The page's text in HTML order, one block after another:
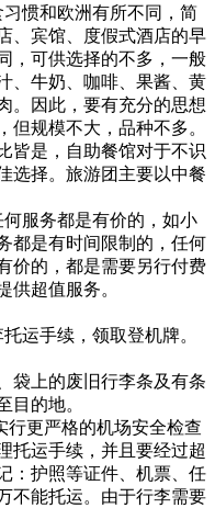
习惯和欧洲有所不同，简
、宾馆、度假式酒店的早
，可供选择的不多，一般
、牛奶、咖啡、果酱、黄
。因此，要有充分的思想
但规模不大，品种不多。
皆是，自助餐馆对于不识
选择。旅游团主要以中餐
何服务都是有价的，如小
都是有时间限制的，任何
价的，都是需要另行付费
供超值服务。
运手续，领取登机牌。
袋上的废旧行李条及有条
目的地。
行更严格的机场安全检查
托运手续，并且要经过超
：护照等证件、机票、任
不能托运。由于行李需要